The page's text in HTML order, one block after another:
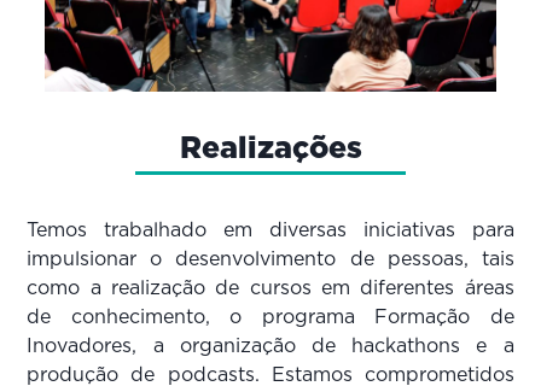
Realizações
Temos trabalhado em diversas iniciativas para
impulsionar o desenvolvimento de pessoas, tais
como a realização de cursos em diferentes áreas
de conhecimento, o programa Formação de
Inovadores, a organização de hackathons e a
produção de podcasts. Estamos comprometidos